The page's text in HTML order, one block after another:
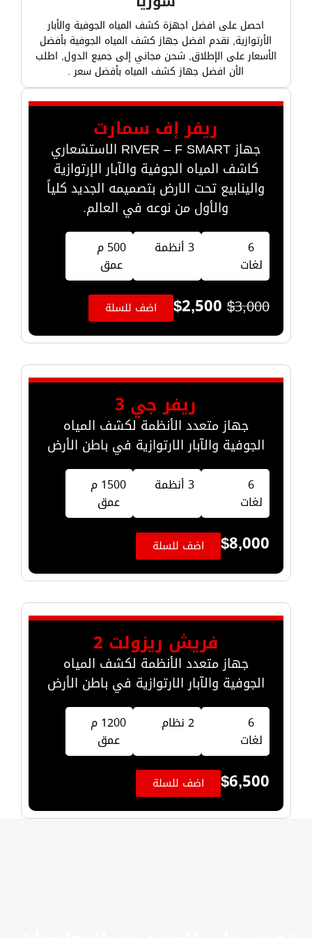
احصل على افضل اجهزة كشف المياه الجوفية والأبار
الأرتوازية, نقدم افضل جهاز كشف المياه الجوفية بأفضل
الأسعار على الإطلاق, شحن مجاني إلى جميع الدول, اطلب
الأن افضل جهاز كشف المياه بأفضل سعر .
ريفر إف سمارت
جهاز RIVER – F SMART الاستشعاري
كاشف المياه الجوفية والآبار الإرتوازية
والينابيع تحت الارض بتصميمه الجديد كلياً
والأول من نوعه في العالم.
6
لغات
3 أنظمة
500 م
عمق
$3,000
$2,500 اضف للسلة
ريفر جي 3
جهاز متعدد الأنظمة لكشف المياه
الجوفية والآبار الارتوازية في باطن الأرض
6
لغات
3 أنظمة
1500 م
عمق
$8,000 اضف للسلة
فريش ريزولت 2
جهاز متعدد الأنظمة لكشف المياه
الجوفية والآبار الارتوازية في باطن الأرض
6
لغات
2 نظام
1200 م
عمق
$6,500 اضف للسلة